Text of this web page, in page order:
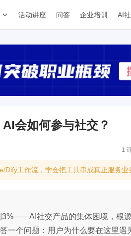
活动讲座 问答 企业培训 AI
会如何参与社交？
1
工作流，学会把工具串成真正服务业
社交产品的集体困境，根
一个问题：用户为什么要在这里